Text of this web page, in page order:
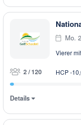
Mo.
Vierer
2 / 120 HCP -
Details